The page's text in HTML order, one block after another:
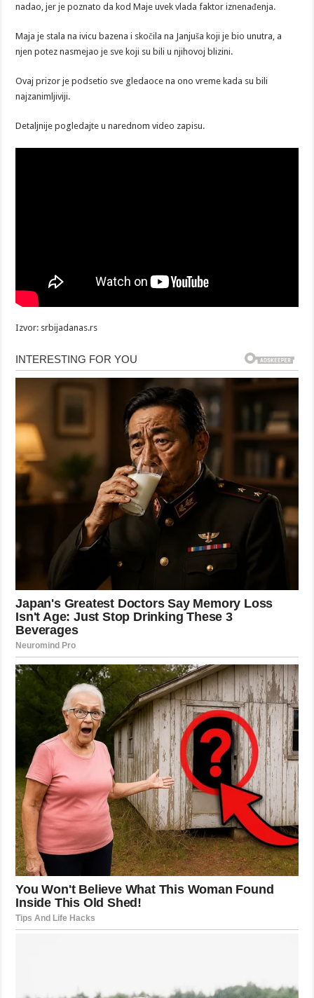
nadao, jer je poznato da kod Maje uvek vlada faktor iznenađenja.
Maja je stala na ivicu bazena i skočila na Janjuša koji je bio unutra, a
njen potez nasmejao je sve koji su bili u njihovoj blizini.
Ovaj prizor je podsetio sve gledaoce na ono vreme kada su bili
najzanimljiviji.
Detaljnije pogledajte u narednom video zapisu.
Izvor: srbijadanas.rs